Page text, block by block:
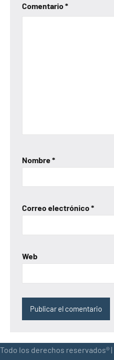
Comentario*
Nombre*
Correo electrónico*
Web
Todo los derechos reservados® |